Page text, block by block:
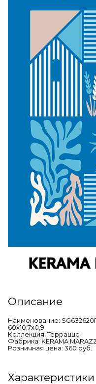
Описание
Наименование:
60x10,7x0,9
Коллекция: Терраццо
Фабрика: KERAMA
Розничная цена: 360 руб.
Характеристики